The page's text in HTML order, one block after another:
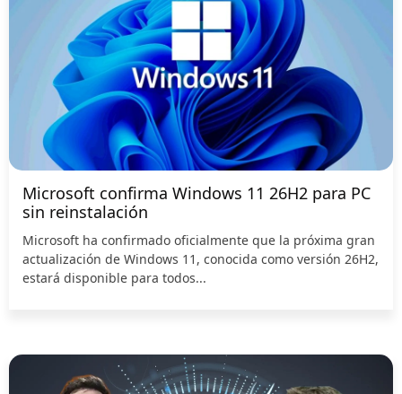
Microsoft confirma Windows 11 26H2 para PC
sin reinstalación
Microsoft ha confirmado oficialmente que la próxima gran
actualización de Windows 11, conocida como versión 26H2,
estará disponible para todos...